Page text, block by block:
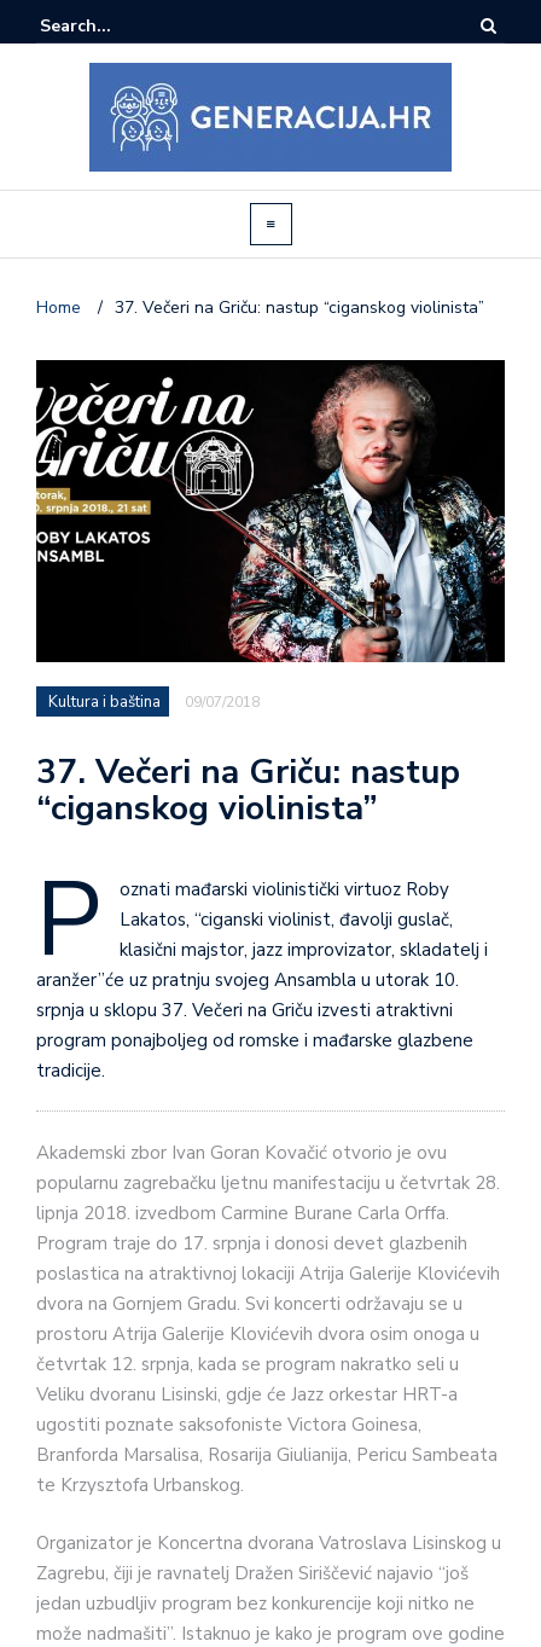
Home / 37. Večeri na Griču: nastup “ciganskog violinista”
Kultura i baština 09/07/2018
37. Večeri na Griču: nastup
“ciganskog violinista”
P
oznati mađarski violinistički virtuoz Roby
Lakatos, “ciganski violinist, đavolji guslač,
klasični majstor, jazz improvizator, skladatelj i
aranžer”će uz pratnju svojeg Ansambla u utorak 10.
srpnja u sklopu 37. Večeri na Griču izvesti atraktivni
program ponajboljeg od romske i mađarske glazbene
tradicije.
Akademski zbor Ivan Goran Kovačić otvorio je ovu
popularnu zagrebačku ljetnu manifestaciju u četvrtak 28.
lipnja 2018. izvedbom Carmine Burane Carla Orffa.
Program traje do 17. srpnja i donosi devet glazbenih
poslastica na atraktivnoj lokaciji Atrija Galerije Klovićevih
dvora na Gornjem Gradu. Svi koncerti održavaju se u
prostoru Atrija Galerije Klovićevih dvora osim onoga u
četvrtak 12. srpnja, kada se program nakratko seli u
Veliku dvoranu Lisinski, gdje će Jazz orkestar HRT-a
ugostiti poznate saksofoniste Victora Goinesa,
Branforda Marsalisa, Rosarija Giulianija, Pericu Sambeata
te Krzysztofa Urbanskog.
Organizator je Koncertna dvorana Vatroslava Lisinskog u
Zagrebu, čiji je ravnatelj Dražen Siriščević najavio “još
jedan uzbudljiv program bez konkurencije koji nitko ne
može nadmašiti”. Istaknuo je kako je program ove godine